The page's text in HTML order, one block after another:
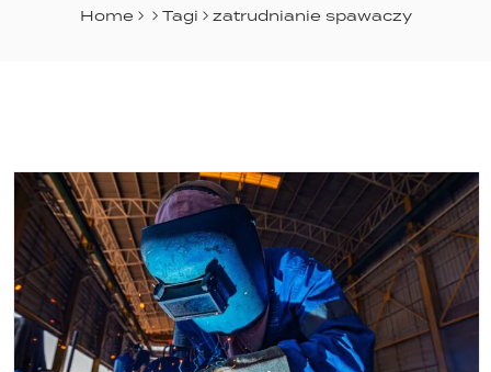
Home Tagi zatrudnianie spawaczy